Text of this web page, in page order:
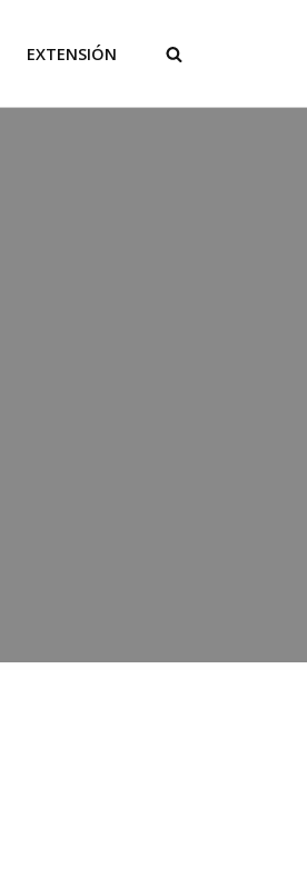
EXTENSIÓN